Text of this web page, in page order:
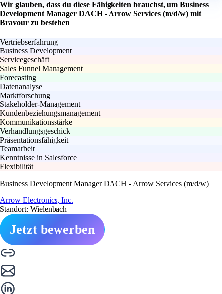
Wir glauben, dass du diese Fähigkeiten brauchst, um Business
Development Manager DACH - Arrow Services (m/d/w) mit
Bravour zu bestehen
Vertriebserfahrung
Business Development
Servicegeschäft
Sales Funnel Management
Forecasting
Datenanalyse
Marktforschung
Stakeholder-Management
Kundenbeziehungsmanagement
Kommunikationsstärke
Verhandlungsgeschick
Präsentationsfähigkeit
Teamarbeit
Kenntnisse in Salesforce
Flexibilität
Business Development Manager DACH - Arrow Services (m/d/w)
Arrow Electronics, Inc.
Standort: Wielenbach
Jetzt bewerben